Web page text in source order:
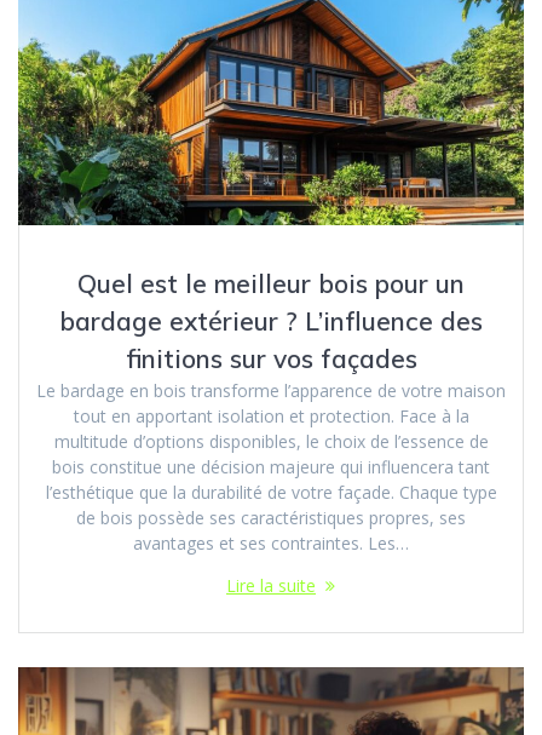
Quel est le meilleur bois pour un
bardage extérieur ? L’influence des
finitions sur vos façades
Le bardage en bois transforme l’apparence de votre maison
tout en apportant isolation et protection. Face à la
multitude d’options disponibles, le choix de l’essence de
bois constitue une décision majeure qui influencera tant
l’esthétique que la durabilité de votre façade. Chaque type
de bois possède ses caractéristiques propres, ses
avantages et ses contraintes. Les…
Lire la suite